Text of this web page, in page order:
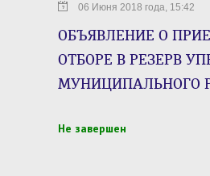
06 Июня 2018 года, 15:42
ОБЪЯВЛЕНИЕ О
ОТБОРЕ В РЕЗЕРВ
МУНИЦИПАЛЬНОГО
Не завершен